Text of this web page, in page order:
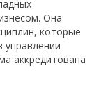
Она
которые
управлении
аккредитована